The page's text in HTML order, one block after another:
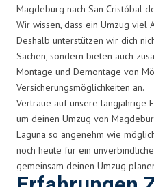
Magdeburg nach San Cristóbal
Wir wissen, dass ein Umzug viel
Deshalb unterstützen wir dich
Sachen, sondern bieten auch
Montage und Demontage von
Versicherungsmöglichkeiten an.
Vertraue auf unsere langjährige
um deinen Umzug von
Laguna so angenehm wie
noch heute für ein
gemeinsam deinen Umzug